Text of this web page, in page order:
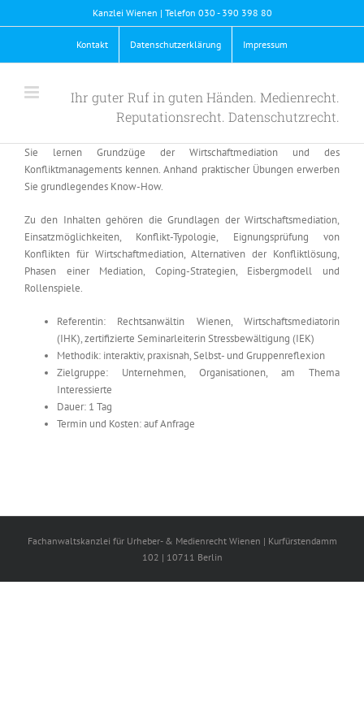
to
Kanzlei Wienen | Telefon 030 - 390 398 80
Kontakt Datenschutzerklärung Impressum
Ihr guter Ruf in guten Händen. Medienrecht.
Reputationsrecht. Datenschutzrecht.
Sie lernen Grundzüge der Wirtschaftmediation und des
Konfliktmanagements kennen. Anhand praktischer Übungen erwerben
Sie grundlegendes Know-How.
Zu den Inhalten gehören die Grundlagen der Wirtschaftsmediation,
Einsatzmöglichkeiten, Konflikt-Typologie, Eignungsprüfung von
Konflikten für Wirtschaftmediation, Alternativen der Konfliktlösung,
Phasen einer Mediation, Coping-Strategien, Eisbergmodell und
Rollenspiele.
Referentin: Rechtsanwältin Wienen, Wirtschaftsmediatorin
(IHK), zertifizierte Seminarleiterin Stressbewältigung (IEK)
Methodik: interaktiv, praxisnah, Selbst- und Gruppenreflexion
Zielgruppe: Unternehmen, Organisationen, am Thema
Interessierte
Dauer: 1 Tag
Termin und Kosten: auf Anfrage
Fachanwaltskanzlei für Urheber- & Medienrecht Wienen | Kurfürstendamm
102 | 10711 Berlin